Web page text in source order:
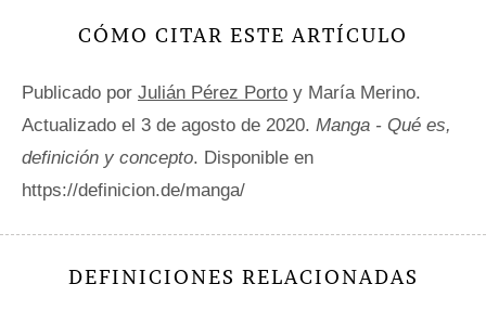
CÓMO CITAR ESTE ARTÍCULO
Publicado por Julián Pérez Porto y María Merino.
Actualizado el 3 de agosto de 2020. Manga - Qué es,
definición y concepto. Disponible en
https://definicion.de/manga/
DEFINICIONES RELACIONADAS